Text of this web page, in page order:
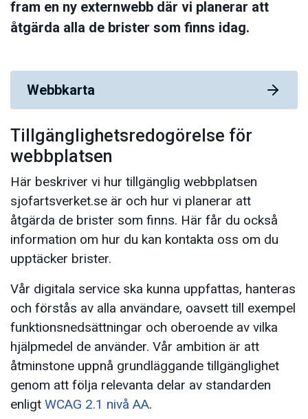
fram en ny externwebb där vi planerar att
åtgärda alla de brister som finns idag.
Webbkarta
Tillgänglighetsredogörelse för
webbplatsen
Här beskriver vi hur tillgänglig webbplatsen
sjofartsverket.se är och hur vi planerar att
åtgärda de brister som finns. Här får du också
information om hur du kan kontakta oss om du
upptäcker brister.
Vår digitala service ska kunna uppfattas, hanteras
och förstås av alla användare, oavsett till exempel
funktionsnedsättningar och oberoende av vilka
hjälpmedel de använder. Vår ambition är att
åtminstone uppnå grundläggande tillgänglighet
genom att följa relevanta delar av standarden
enligt WCAG 2.1 nivå AA.